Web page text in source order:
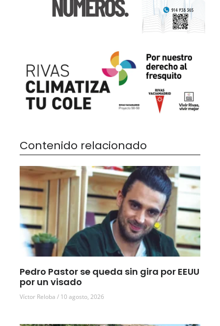
Contenido relacionado
Pedro Pastor se queda sin gira por EEUU
por un visado
Víctor Reloba 10 agosto, 2026